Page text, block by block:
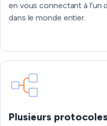
en vous connectant à l'un
dans le monde entier.
Plusieurs